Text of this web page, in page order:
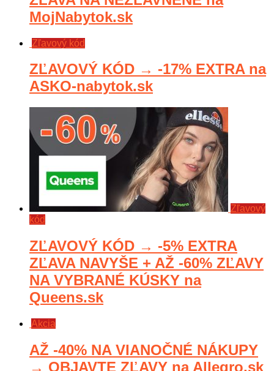
MojNabytok.sk
Zľavový kód
ZĽAVOVÝ KÓD → -17% EXTRA na
ASKO-nabytok.sk
Zľavový
kód
ZĽAVOVÝ KÓD → -5% EXTRA
ZĽAVA NAVYŠE + AŽ -60% ZĽAVY
NA VYBRANÉ KÚSKY na
Queens.sk
Akcia
AŽ -40% NA VIANOČNÉ NÁKUPY
→ OBJAVTE ZĽAVY na Allegro.sk